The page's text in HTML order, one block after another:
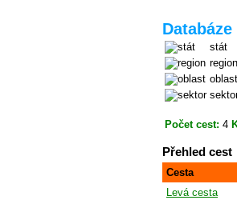
stát
region
oblast
Počet cest: 4
Přehled cest
Cesta
Levá cesta